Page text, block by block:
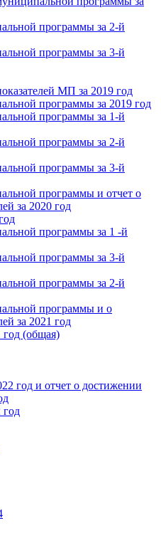
программы за 2-й
программы за 3-й
МП за 2019 год
программы за 2019 год
программы за 1-й
программы за 2-й
программы за 3-й
программы и отчет о
за 2020 год
программы за 1 -й
программы за 3-й
программы за 2-й
программы и о
за 2021 год
год (общая)
год и отчет о достижении
год